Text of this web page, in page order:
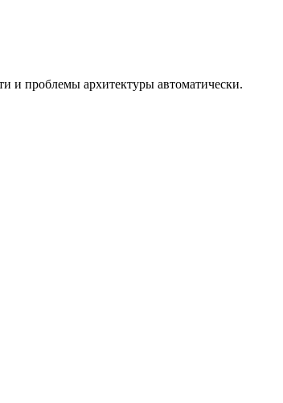
и проблемы архитектуры автоматически.